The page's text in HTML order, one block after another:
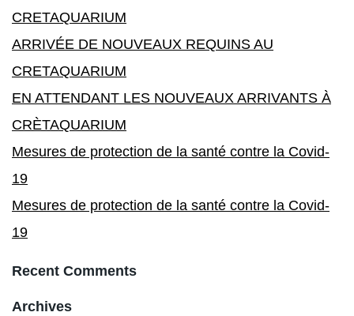
CRETAQUARIUM
ARRIVÉE DE NOUVEAUX REQUINS AU
CRETAQUARIUM
EN ATTENDANT LES NOUVEAUX ARRIVANTS À
CRÈTAQUARIUM
Mesures de protection de la santé contre la Covid-
19
Mesures de protection de la santé contre la Covid-
19
Recent Comments
Archives